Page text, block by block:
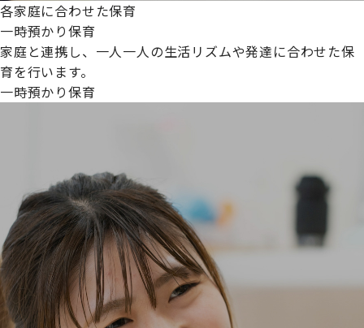
各家庭に合わせた保育
一時預かり保育
家庭と連携し、一人一人の生活リズムや発達に合わせた保
育を行います。
一時預かり保育